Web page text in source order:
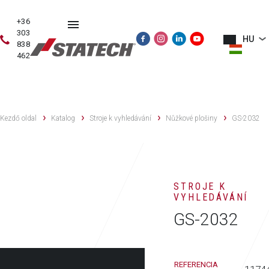
+36
303
838
462
HU
Kezdő oldal Katalog Stroje k vyhledávání Nůžkové plošiny GS-2032
STROJE K
VYHLEDÁVÁNÍ
GS-2032
REFERENCIA